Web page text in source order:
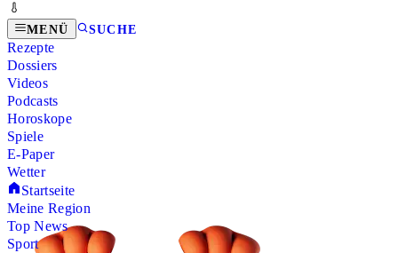
MENÜ SUCHE
Rezepte
Dossiers
Videos
Podcasts
Horoskope
Spiele
E-Paper
Wetter
Startseite
Meine Region
Top News
Sport